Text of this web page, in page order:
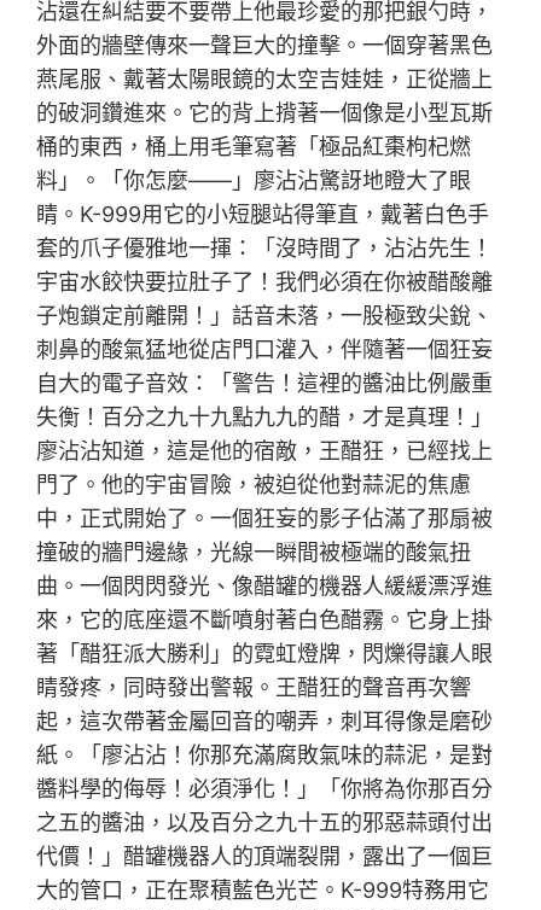
沾還在糾結要不要帶上他最珍愛的那把銀勺時，
外面的牆壁傳來一聲巨大的撞擊。一個穿著黑色
燕尾服、戴著太陽眼鏡的太空吉娃娃，正從牆上
的破洞鑽進來。它的背上揹著一個像是小型瓦斯
桶的東西，桶上用毛筆寫著「極品紅棗枸杞燃
料」。「你怎麼——」廖沾沾驚訝地瞪大了眼
睛。K-999用它的小短腿站得筆直，戴著白色手
套的爪子優雅地一揮：「沒時間了，沾沾先生！
宇宙水餃快要拉肚子了！我們必須在你被醋酸離
子炮鎖定前離開！」話音未落，一股極致尖銳、
刺鼻的酸氣猛地從店門口灌入，伴隨著一個狂妄
自大的電子音效：「警告！這裡的醬油比例嚴重
失衡！百分之九十九點九九的醋，才是真理！」
廖沾沾知道，這是他的宿敵，王醋狂，已經找上
門了。他的宇宙冒險，被迫從他對蒜泥的焦慮
中，正式開始了。一個狂妄的影子佔滿了那扇被
撞破的牆門邊緣，光線一瞬間被極端的酸氣扭
曲。一個閃閃發光、像醋罐的機器人緩緩漂浮進
來，它的底座還不斷噴射著白色醋霧。它身上掛
著「醋狂派大勝利」的霓虹燈牌，閃爍得讓人眼
睛發疼，同時發出警報。王醋狂的聲音再次響
起，這次帶著金屬回音的嘲弄，刺耳得像是磨砂
紙。「廖沾沾！你那充滿腐敗氣味的蒜泥，是對
醬料學的侮辱！必須淨化！」「你將為你那百分
之五的醬油，以及百分之九十五的邪惡蒜頭付出
代價！」醋罐機器人的頂端裂開，露出了一個巨
大的管口，正在聚積藍色光芒。K-999特務用它